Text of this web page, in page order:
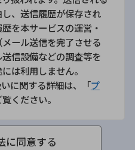
、送信履歴が保存され
を本サービスの運営・
ール送信を完了させる
信設備などの調査等を
は利用しません。
に関する詳細は、「プ
ください。
に同意する